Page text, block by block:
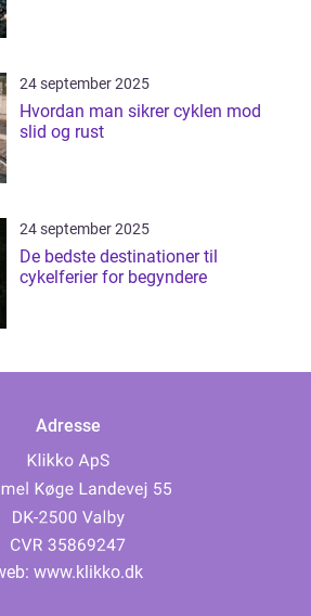
24 september 2025
Hvordan man sikrer cyklen mod
slid og rust
24 september 2025
De bedste destinationer til
cykelferier for begyndere
Adresse
www.klikko.dk